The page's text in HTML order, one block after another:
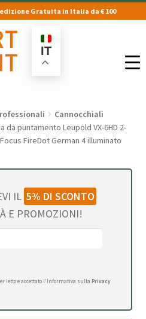
Gratuita in Italia da € 100
IT
Cannocchiali
da puntamento Leupold VX-6HD 2-
FireDot German 4 illuminato
IL 5% DI SCONTO
E PROMOZIONI!
letto e accettato l'Informativa sulla Privacy